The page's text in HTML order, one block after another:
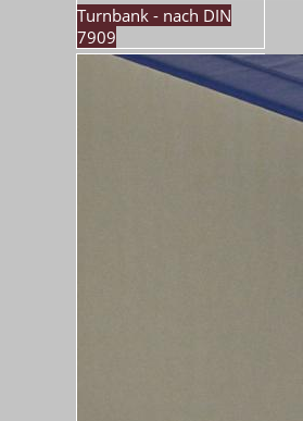
Turnbank - nach DIN
7909